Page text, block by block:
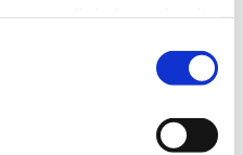
haben oder die
verbessert die